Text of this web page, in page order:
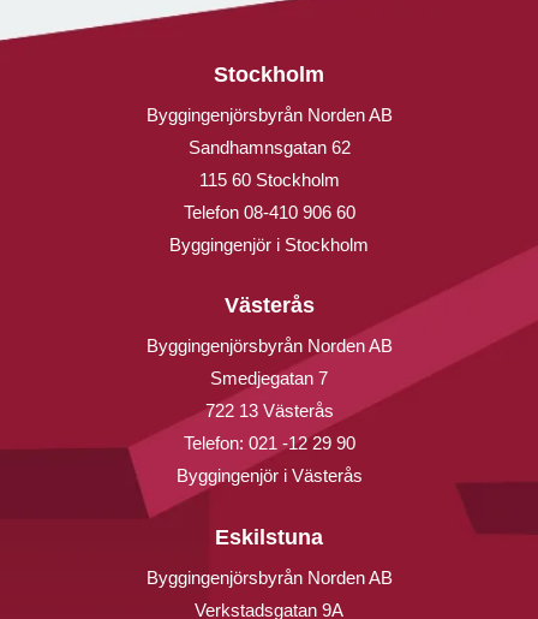
Stockholm
Byggingenjörsbyrån Norden AB
Sandhamnsgatan 62
115 60 Stockholm
Telefon 08-410 906 60
Byggingenjör i Stockholm
Västerås
Byggingenjörsbyrån Norden AB
Smedjegatan 7
722 13 Västerås
Telefon: 021 -12 29 90
Byggingenjör i Västerås
Eskilstuna
Byggingenjörsbyrån Norden AB
Verkstadsgatan 9A